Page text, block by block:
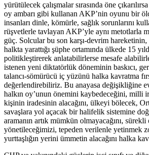
yürütülecek çalışmalar sırasında öne
oy ambarı gibi kullanan AKP’nin oyunu bir
insanları dinle, kömürle, sağlık sorunlarını
rüşvetlerle tavlayan AKP’yle aynı metotlarla
güç. Solcular bu son karşı-devrim
halkta yarattığı şüphe ortamında ülkede 15
politikleştirerek anlatabilirlerse mesafe
istenen yeni diktatörlük döneminin baskıcı,
talancı-sömürücü iç yüzünü halka kavratma
değerlendirebiliriz. Bu anayasa değişikliğine
halkın oy’unun önemini kaybedeceğini, milli
kişinin iradesinin alacağını, ülkeyi bölecek,
savaşlara yol açacak bir halifelik sistemine
aramanın artık mümkün olmayacağını,
yönetileceğimizi, tepeden verilenle yetinmek
yurttaşlığın yerini ümmetin alacağını halka